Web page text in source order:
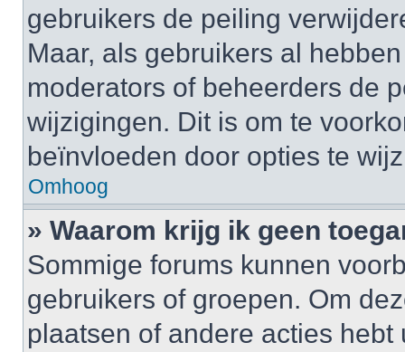
gebruikers de peiling
Maar, als gebruikers al
moderators of beheerders de
wijzigingen. Dit is om te
beïnvloeden door opties te
Omhoog
» Waarom krijg ik geen
Sommige forums kunnen
gebruikers of groepen. Om
plaatsen of andere acties